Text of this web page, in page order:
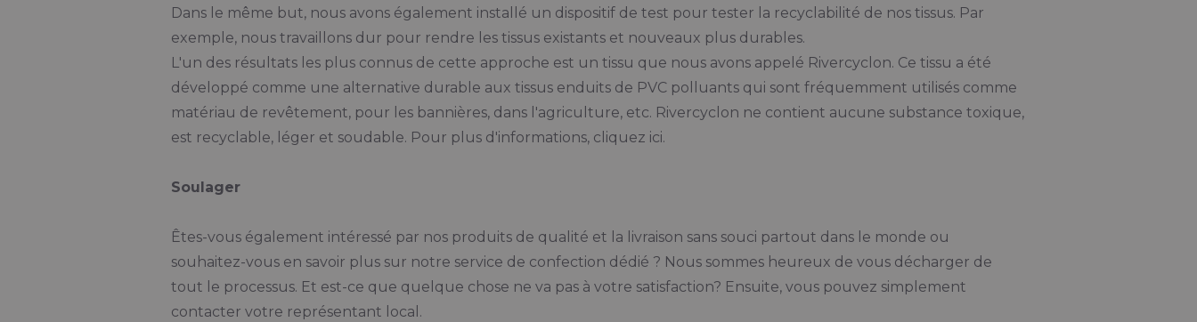
Dans le même but, nous avons également installé un dispositif de test pour tester la recyclabilité de nos tissus. Par
exemple, nous travaillons dur pour rendre les tissus existants et nouveaux plus durables.
L'un des résultats les plus connus de cette approche est un tissu que nous avons appelé Rivercyclon. Ce tissu a été
développé comme une alternative durable aux tissus enduits de PVC polluants qui sont fréquemment utilisés comme
matériau de revêtement, pour les bannières, dans l'agriculture, etc. Rivercyclon ne contient aucune substance toxique,
est recyclable, léger et soudable. Pour plus d'informations, cliquez ici.
Soulager
Êtes-vous également intéressé par nos produits de qualité et la livraison sans souci partout dans le monde ou
souhaitez-vous en savoir plus sur notre service de confection dédié ? Nous sommes heureux de vous décharger de
tout le processus. Et est-ce que quelque chose ne va pas à votre satisfaction? Ensuite, vous pouvez simplement
contacter votre représentant local.